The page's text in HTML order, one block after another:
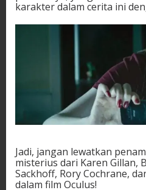
karakter dalam cerita ini
Jadi, jangan lewatkan
misterius dari Karen Gillan,
Sackhoff, Rory Cochrane,
dalam film Oculus!